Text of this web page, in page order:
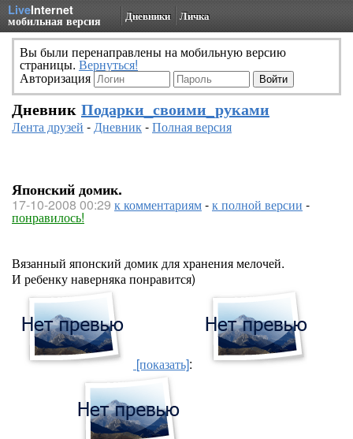
LiveInternet
мобильная версия Дневники Личка
Вы были перенаправлены на мобильную версию
страницы. Вернуться!
Авторизация
Дневник Подарки_своими_руками
Лента друзей -Дневник-Полная версия
Японский домик.
17-10-2008 00:29 к комментариям-к полной версии -
понравилось!
Вязанный японский домик для хранения мелочей.
И ребенку наверняка понравится)
[показать]: